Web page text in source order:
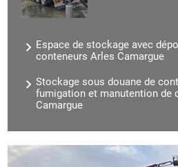
Espace de stockage avec
conteneurs Arles Camargue
Stockage sous douane de
fumigation et manutention de
Camargue